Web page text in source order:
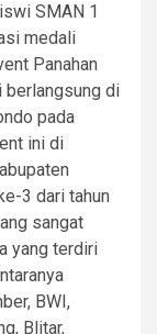
SMAN 1
medali
Panahan
berlangsung di
pada
ini di
3 dari tahun
sangat
yang terdiri
BWI,
Blitar,